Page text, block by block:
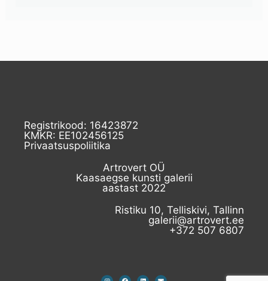
Registrikood: 16423872
KMKR: EE102456125
Privaatsuspoliitika
Artrovert OÜ
Kaasaegse kunsti galerii
aastast 2022
Ristiku 10, Telliskivi, Tallinn
galerii@artrovert.ee
+372 507 6807​
n
a
i
n